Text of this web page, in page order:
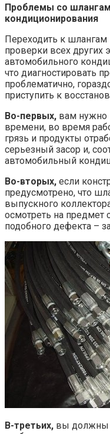
Проблемы со
кондиционирования
Переходить к шлангам
проверки всех других
автомобильного
что диагностировать
проблематично,
приступить к
Во-первых, вам нужно
времени, во время
грязь и продукты
серьезный засор и,
автомобильный
Во-вторых, если
предусмотрено, что
выпускного
осмотреть на предмет
подобного дефекта –
В-третьих, вы должны